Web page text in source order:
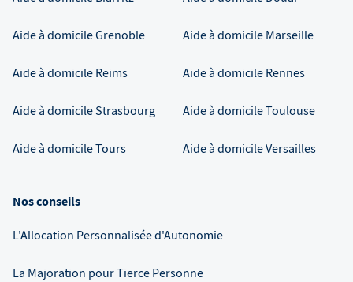
Aide à domicileGrenoble Aide à domicile Marseille
Aide à domicile Reims Aide à domicile Rennes
Aide à domicileStrasbourg Aide à domicileToulouse
Aide à domicileTours Aide à domicileVersailles
Nos conseils
L'Allocation Personnalisée d'Autonomie
La Majoration pour Tierce Personne